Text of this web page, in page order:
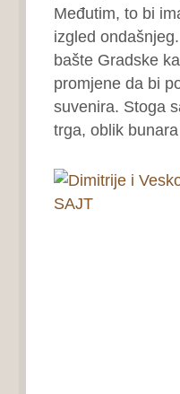
Međutim, to bi
izgled
bašte Gradske
promjene da bi
suvenira. Stoga
trga, oblik